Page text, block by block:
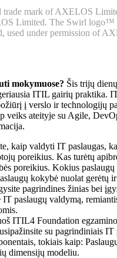
mark of AXELOS
Limited. The Swirl logo™
used under permission of
mokymuose? Šis trijų
ITIL gairių praktika.
į verslo ir technologijų
veiks ateityje su Agile,
kaip valdyti IT paslaugas,
poreikius. Kas turėtų
poreikius. Kokius
kokybė nuolat gerėtų
pagrindines žinias bei
IT paslaugų valdymą,
ITIL4 Foundation
su pagrindiniais IT
tokiais kaip:
dimensijų modeliu.